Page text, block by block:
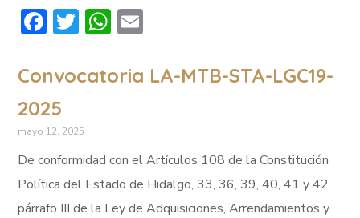
Facebook
TwitterWhatsApp
Convocatoria LA-MTB-STA-LGC19-
2025
mayo 12, 2025
De conformidad con el Artículos 108 de la Constitución
Política del Estado de Hidalgo, 33, 36, 39, 40, 41 y 42
párrafo III de la Ley de Adquisiciones, Arrendamientos y